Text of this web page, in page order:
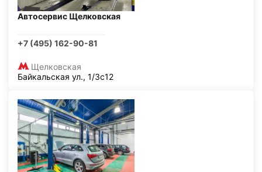
Автосервис Щелковская
+7 (495) 162-90-81
Щелковская
Байкальская ул., 1/3с12